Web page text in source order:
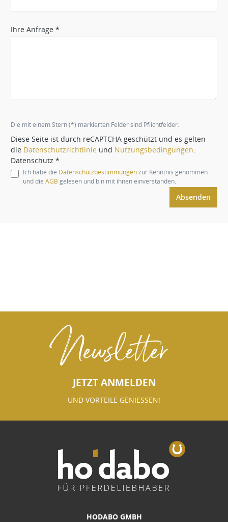
Ihre Anfrage *
Die mit einem Stern (*) markierten Felder sind Pflichtfelder.
Diese Seite ist durch reCAPTCHA geschützt und es gelten
die Datenschutzrichtlinie und Nutzungsbedingungen
Datenschutz *
Ich habe die Datenschutzbestimmungenzur Kenntnis genommen
und die AGB gelesen und bin mit ihnen einverstanden.
Absenden
Newsletter
JETZT ANMELDEN
UND VORTEILE GENIESSEN!
HODABO GMBH